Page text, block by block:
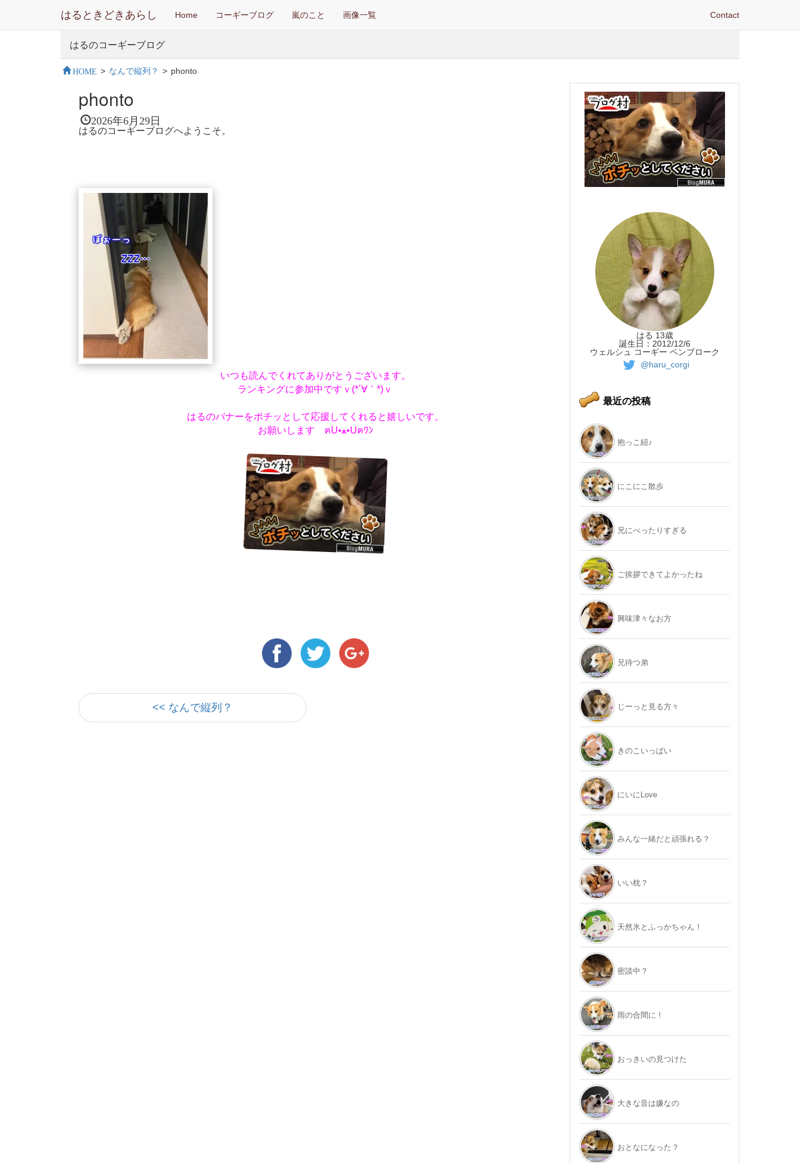
はるときどきあらし Home コーギーブログ 嵐のこと 画像一覧 Contact
はるのコーギーブログ
HOME > なんで縦列？ > phonto
phonto
2026年6月29日
はるのコーギーブログへようこそ。
いつも読んでくれてありがとうございます。
ランキングに参加中ですｖ(*´∀｀*)ｖ
はるのバナーをポチッとして応援してくれると嬉しいです。
お願いします ฅU•ﻌ•Uฅﾜﾝ
<< なんで縦列？
はる 13歳
誕生日：2012/12/6
ウェルシュ コーギー ペンブローク
@haru_corgi
最近の投稿
抱っこ紐♪
にこにこ散歩
兄にべったりすぎる
ご挨拶できてよかったね
興味津々なお方
兄待つ弟
じーっと見る方々
きのこいっぱい
にいにLove
みんな一緒だと頑張れる？
いい枕？
天然氷とふっかちゃん！
密談中？
雨の合間に！
おっきいの見つけた
大きな音は嫌なの
おとなになった？